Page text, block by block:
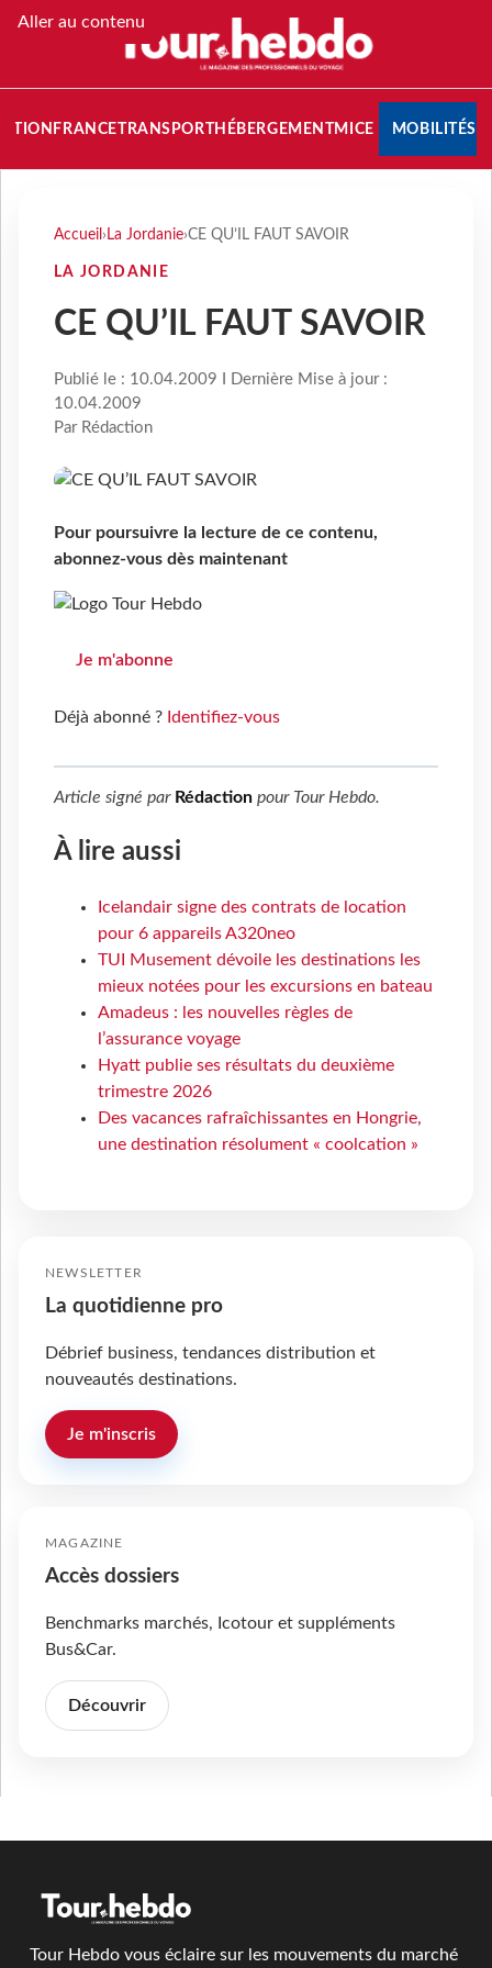
Aller au contenu
FRANCETRANSPORT HÉBERGEMENTMICE MOBILITÉS
Accueil › La Jordanie›CE QU’IL FAUT SAVOIR
LA JORDANIE
CE QU’IL FAUT SAVOIR
Publié le : 10.04.2009 I Dernière Mise à jour :
10.04.2009
Par Rédaction
Pour poursuivre la lecture de ce contenu,
abonnez-vous dès maintenant
Je m'abonne
Déjà abonné ? Identifiez-vous
Article signé par Rédaction pour Tour Hebdo.
À lire aussi
Icelandair signe des contrats de location
pour 6 appareils A320neo
TUI Musement dévoile les destinations les
mieux notées pour les excursions en bateau
Amadeus : les nouvelles règles de
l’assurance voyage
Hyatt publie ses résultats du deuxième
trimestre 2026
Des vacances rafraîchissantes en Hongrie,
une destination résolument « coolcation »
NEWSLETTER
La quotidienne pro
Débrief business, tendances distribution et
nouveautés destinations.
Je m'inscris
MAGAZINE
Accès dossiers
Benchmarks marchés, Icotour et suppléments
Bus&Car.
Découvrir
Tour Hebdo vous éclaire sur les mouvements du marché